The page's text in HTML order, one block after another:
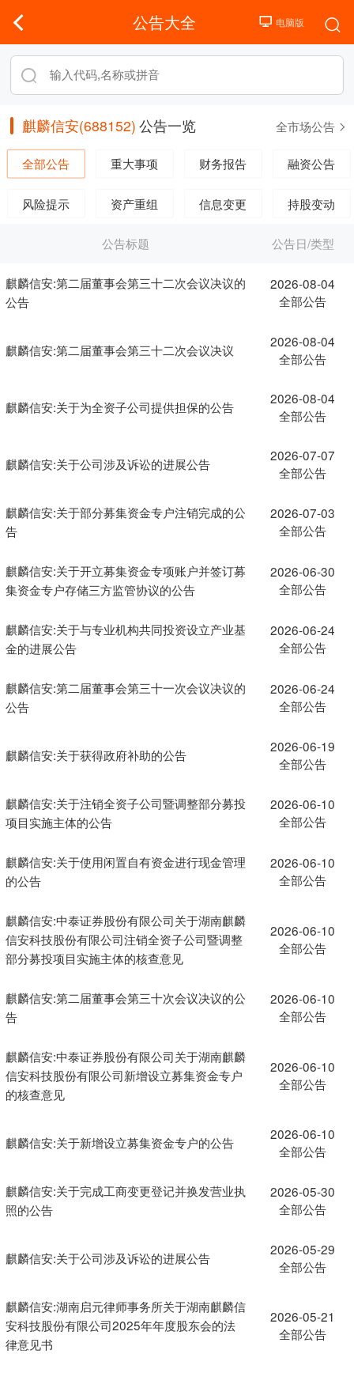
公告大全
麒麟信安(688152) 公告一览 全市场公告
全部公告 重大事项 财务报告 融资公告
风险提示 资产重组 信息变更 持股变动
公告标题 公告日/类型
麒麟信安:第二届董事会第三十二次会议决议的
公告
2026-08-04
全部公告
麒麟信安:第二届董事会第三十二次会议决议
2026-08-04
全部公告
麒麟信安:关于为全资子公司提供担保的公告
2026-08-04
全部公告
麒麟信安:关于公司涉及诉讼的进展公告
2026-07-07
全部公告
麒麟信安:关于部分募集资金专户注销完成的公
告
2026-07-03
全部公告
麒麟信安:关于开立募集资金专项账户并签订募
集资金专户存储三方监管协议的公告
2026-06-30
全部公告
麒麟信安:关于与专业机构共同投资设立产业基
金的进展公告
2026-06-24
全部公告
麒麟信安:第二届董事会第三十一次会议决议的
公告
2026-06-24
全部公告
麒麟信安:关于获得政府补助的公告
2026-06-19
全部公告
麒麟信安:关于注销全资子公司暨调整部分募投
项目实施主体的公告
2026-06-10
全部公告
麒麟信安:关于使用闲置自有资金进行现金管理
的公告
2026-06-10
全部公告
麒麟信安:中泰证券股份有限公司关于湖南麒麟
信安科技股份有限公司注销全资子公司暨调整
部分募投项目实施主体的核查意见
2026-06-10
全部公告
麒麟信安:第二届董事会第三十次会议决议的公
告
2026-06-10
全部公告
麒麟信安:中泰证券股份有限公司关于湖南麒麟
信安科技股份有限公司新增设立募集资金专户
的核查意见
2026-06-10
全部公告
麒麟信安:关于新增设立募集资金专户的公告
2026-06-10
全部公告
麒麟信安:关于完成工商变更登记并换发营业执
照的公告
2026-05-30
全部公告
麒麟信安:关于公司涉及诉讼的进展公告
2026-05-29
全部公告
麒麟信安:湖南启元律师事务所关于湖南麒麟信
安科技股份有限公司2025年年度股东会的法
律意见书
2026-05-21
全部公告